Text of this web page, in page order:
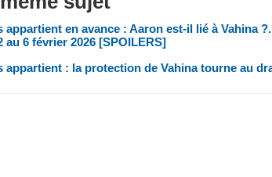
appartient en avance : Aaron est-il lié à Vahina
au 6 février 2026 [SPOILERS]
appartient : la protection de Vahina tourne au